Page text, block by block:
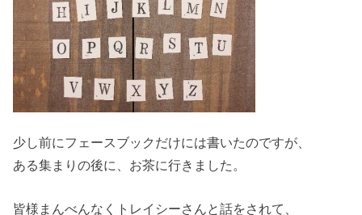
少し前にフェースブックだけには書いたのですが、
ある集まりの後に、お茶に行きました。
皆様まんべんなくトレイシーさんと話をされて、